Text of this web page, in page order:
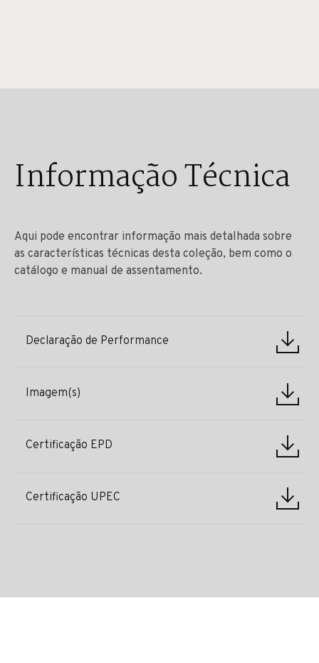
Informação Técnica
Aqui pode encontrar informação mais detalhada sobre
as características técnicas desta coleção, bem como o
catálogo e manual de assentamento.
Declaração de Performance
Imagem(s)
Certificação EPD
Certificação UPEC